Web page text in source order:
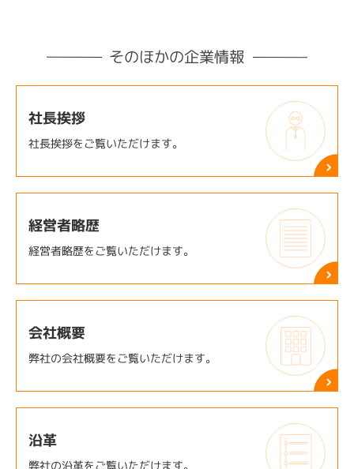
そのほかの企業情報
社長挨拶
社長挨拶をご覧いただけます。
経営者略歴
経営者略歴をご覧いただけます。
会社概要
弊社の会社概要をご覧いただけます。
沿革
弊社の沿革をご覧いただけます。